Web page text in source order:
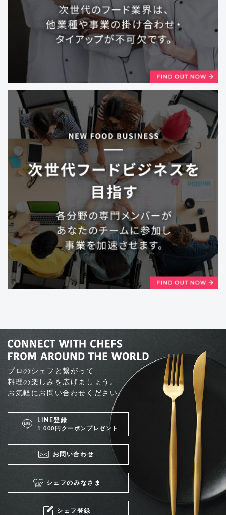
プロのシェフと繋がって
料理の楽しみを広げましょう。
お気軽にお問い合わせください。
LINE登録
1,000円クーポンプレゼント
お問い合わせ
シェフのみなさま
シェフ登録